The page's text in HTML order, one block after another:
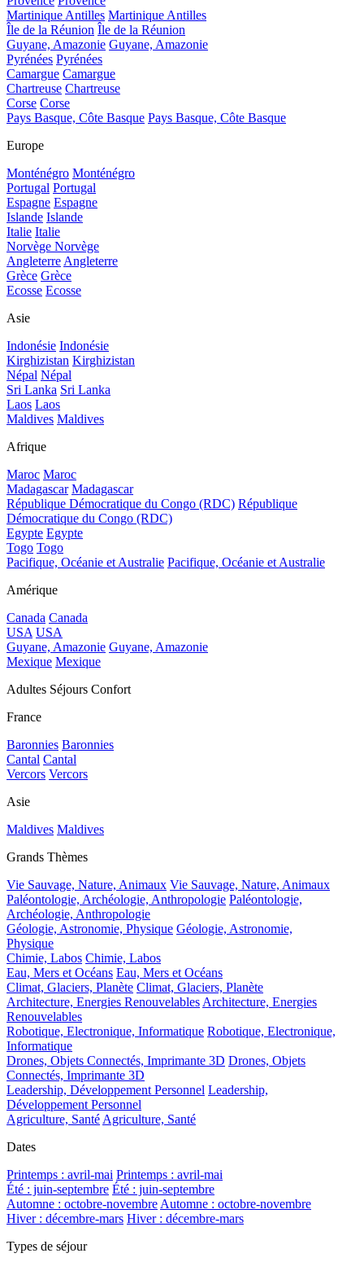
Martinique Antilles Martinique Antilles
Île de la Réunion Île de la Réunion
Guyane, Amazonie Guyane, Amazonie
Pyrénées Pyrénées
Camargue Camargue
Chartreuse Chartreuse
Corse Corse
Pays Basque, Côte Basque Pays Basque, Côte Basque
Europe
Monténégro Monténégro
Portugal Portugal
Espagne Espagne
Islande Islande
Italie Italie
Norvège Norvège
Angleterre Angleterre
Grèce Grèce
Ecosse Ecosse
Asie
Indonésie Indonésie
Kirghizistan Kirghizistan
Népal Népal
Sri Lanka Sri Lanka
Laos Laos
Maldives Maldives
Afrique
Maroc Maroc
Madagascar Madagascar
République Démocratique du Congo (RDC) République
Démocratique du Congo (RDC)
Egypte Egypte
Togo Togo
Pacifique, Océanie et Australie Pacifique, Océanie et Australie
Amérique
Canada Canada
USA USA
Guyane, Amazonie Guyane, Amazonie
Mexique Mexique
Adultes Séjours Confort
France
Baronnies Baronnies
Cantal Cantal
Vercors Vercors
Asie
Maldives Maldives
Grands Thèmes
Vie Sauvage, Nature, Animaux Vie Sauvage, Nature, Animaux
Paléontologie, Archéologie, Anthropologie Paléontologie,
Archéologie, Anthropologie
Géologie, Astronomie, Physique Géologie, Astronomie,
Physique
Chimie, Labos Chimie, Labos
Eau, Mers et Océans Eau, Mers et Océans
Climat, Glaciers, Planète Climat, Glaciers, Planète
Architecture, Energies Renouvelables Architecture, Energies
Renouvelables
Robotique, Electronique, Informatique Robotique, Electronique,
Informatique
Drones, Objets Connectés, Imprimante 3D Drones, Objets
Connectés, Imprimante 3D
Leadership, Développement Personnel Leadership,
Développement Personnel
Agriculture, Santé Agriculture, Santé
Dates
Printemps : avril-mai Printemps : avril-mai
Été : juin-septembre Été : juin-septembre
Automne : octobre-novembre Automne : octobre-novembre
Hiver : décembre-mars Hiver : décembre-mars
Types de séjour